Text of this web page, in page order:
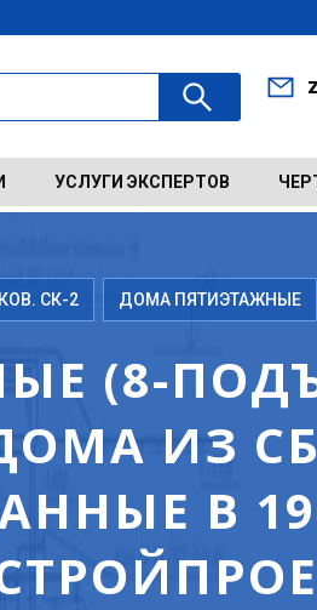
УСЛУГИ ЭКСПЕРТОВ
СК-2 ДОМА ПЯТИЭТАЖНЫЕ
(8-
ИЗ
В